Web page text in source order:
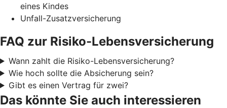
eines Kindes
Unfall-Zusatzversicherung
FAQ zur Risiko-Lebensversicherung
Wann zahlt die Risiko-Lebensversicherung?
Wie hoch sollte die Absicherung sein?
Gibt es einen Vertrag für zwei?
Das könnte Sie auch interessieren